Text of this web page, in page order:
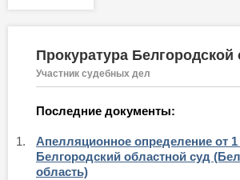
Прокуратура Белгородской
Участник судебных дел
Последние документы:
1.
Апелляционное определение от 1
Белгородский областной суд
область)